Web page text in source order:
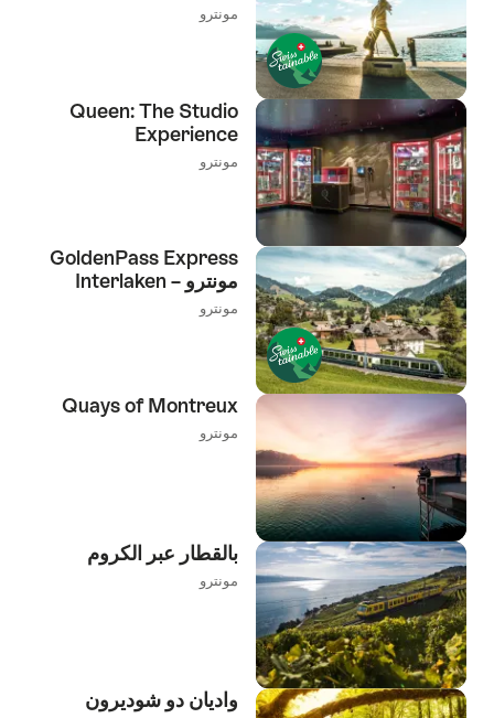
مونترو
Queen: The Studio
Experience
مونترو
GoldenPass Express
مونترو – Interlaken
مونترو
Quays of Montreux
مونترو
بالقطار عبر الكروم
مونترو
واديان دو شوديرون